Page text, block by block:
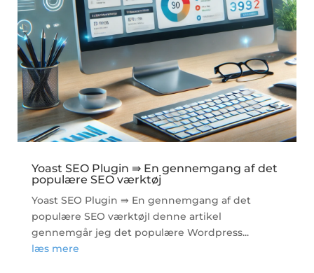
Yoast SEO Plugin ⇛ En gennemgang af det
populære SEO værktøj
Yoast SEO Plugin ⇛ En gennemgang af det
populære SEO værktøjI denne artikel
gennemgår jeg det populære Wordpress...
læs mere